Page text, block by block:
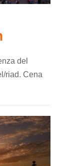
del
riad. Cena